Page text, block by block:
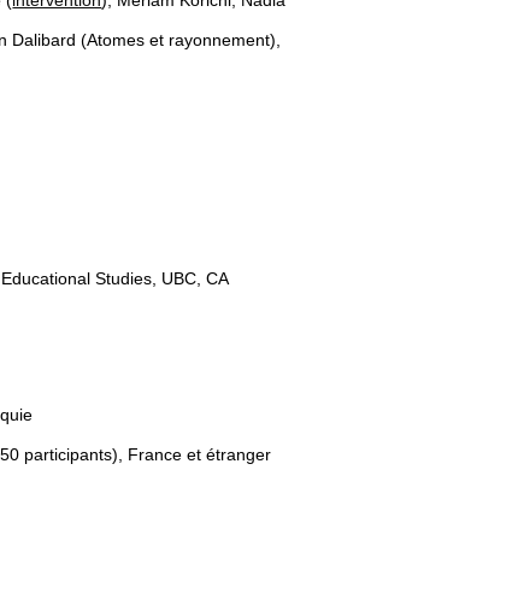
(Atomes et rayonnement),
Educational Studies, UBC, CA
participants), France et étranger